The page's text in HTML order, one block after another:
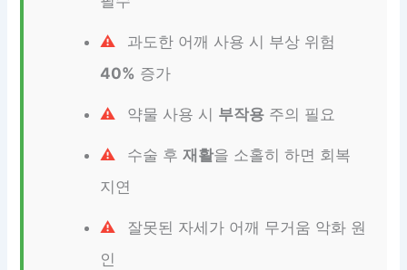
과도한 어깨 사용 시 부상 위험
40% 증가
약물 사용 시 부작용 주의 필요
수술 후재활을 소홀히 하면 회복
지연
잘못된 자세가 어깨 무거움 악화 원
인